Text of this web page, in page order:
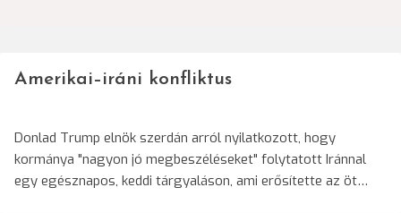
Amerikai–iráni konfliktus
Donlad Trump elnök szerdán arról nyilatkozott, hogy
kormánya "nagyon jó megbeszéléseket" folytatott Iránnal
egy egésznapos, keddi tárgyaláson, ami erősítette az öt…